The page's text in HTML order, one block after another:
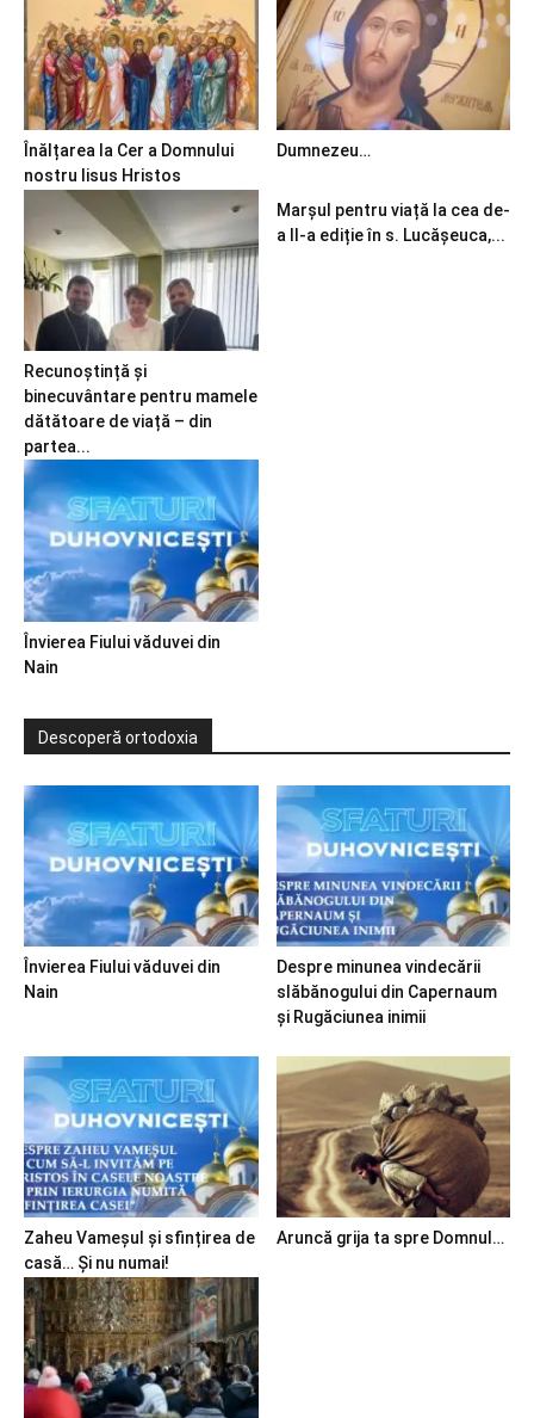
Înălțarea la Cer a Domnului
nostru Iisus Hristos
Dumnezeu…
Recunoștință și
binecuvântare pentru mamele
dătătoare de viață – din
partea...
Marșul pentru viață la cea de-
a II-a ediție în s. Lucășeuca,...
Învierea Fiului văduvei din
Nain
Descoperă ortodoxia
Învierea Fiului văduvei din
Nain
Despre minunea vindecării
slăbănogului din Capernaum
și Rugăciunea inimii
Zaheu Vameșul și sfințirea de
casă… Și nu numai!
Aruncă grija ta spre Domnul…